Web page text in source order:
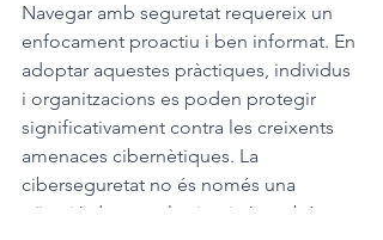
Navegar amb seguretat requereix un
enfocament proactiu i ben informat. En
adoptar aquestes pràctiques, individus
i organitzacions es poden protegir
significativament contra les creixents
amenaces cibernètiques. La
ciberseguretat no és només una
qüestió de tecnologia, sinó també